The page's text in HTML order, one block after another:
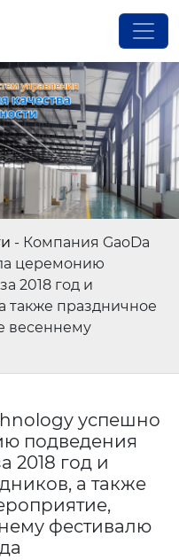
- Компания GaoDa
церемонию
2018 год и
также праздничное
весеннему
успешно
подведения
2018 год и
а также
фестивалю